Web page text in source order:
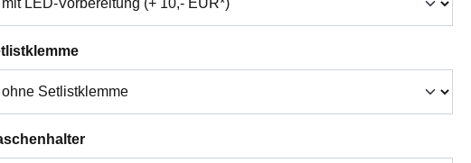
auswählen
auswählen